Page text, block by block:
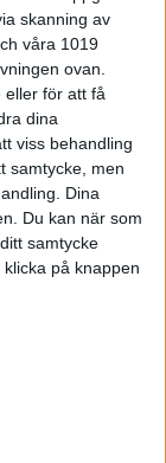
skanning av
våra 1019
ovan.
eller för att få
dina
viss behandling
samtycke, men
Dina
Du kan när som
samtycke
på knappen
i